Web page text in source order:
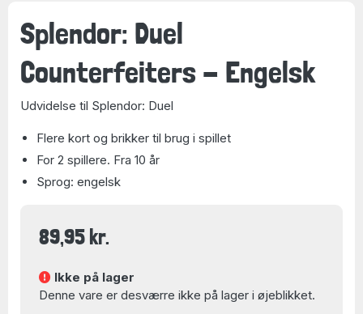
Splendor: Duel
Counterfeiters - Engelsk
Udvidelse til Splendor: Duel
Flere kort og brikker til brug i spillet
For 2 spillere. Fra 10 år
Sprog: engelsk
89,95 kr.
Ikke på lager
Denne vare er desværre ikke på lager i øjeblikket.